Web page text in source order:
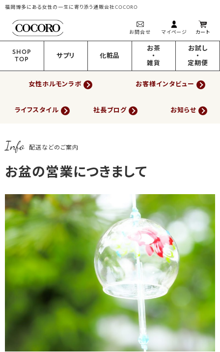
福岡博多にある女性の一生に寄り添う通販会社COCORO
お問合せ マイページ カート
SHOP
TOP
サプリ 化粧品
お茶
・
雑貨
お試し
・
定期便
女性ホルモンラボ お客様インタビュー
ライフスタイル 社長ブログ お知らせ
Info 配送などのご案内
お盆の営業につきまして